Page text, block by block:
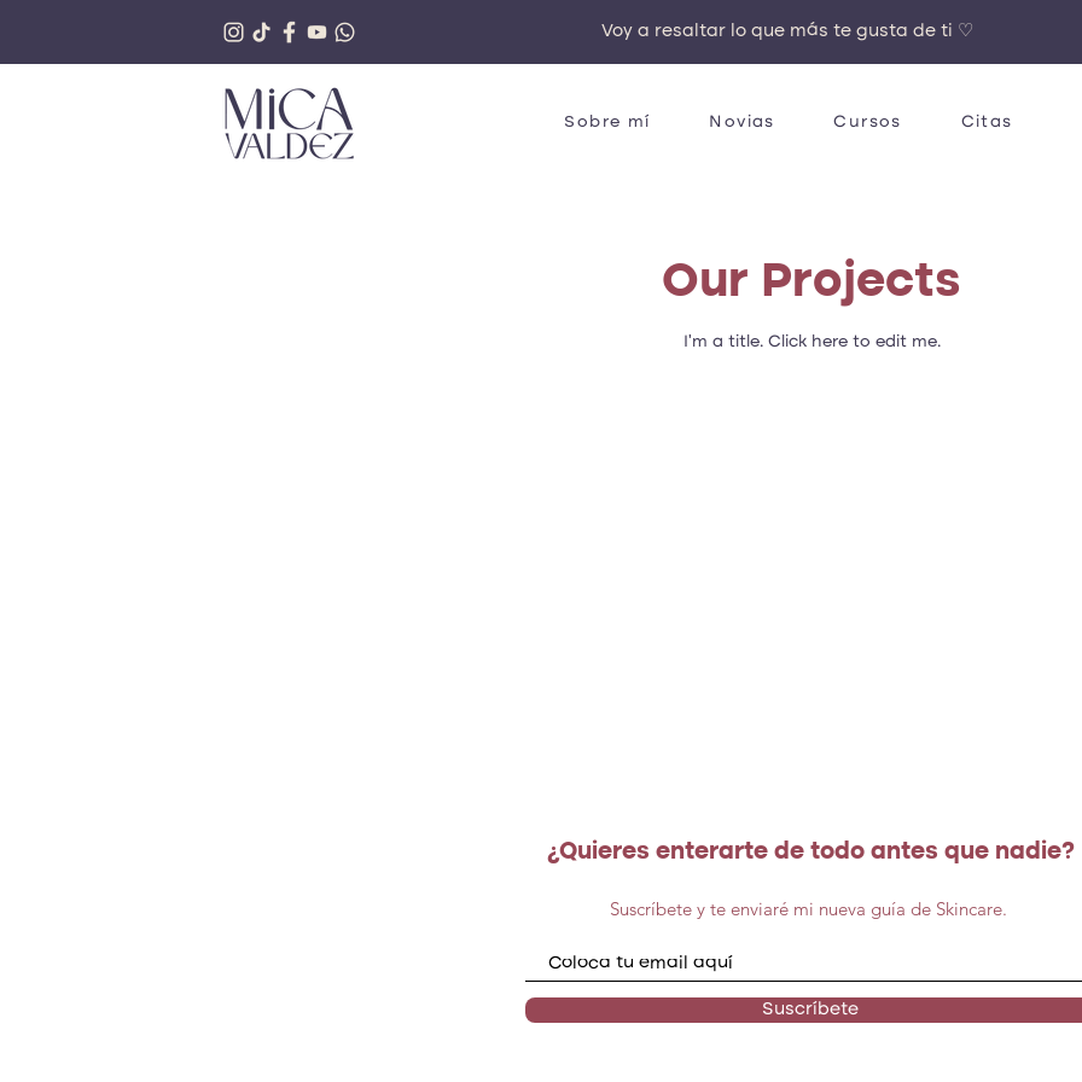
Voy a resaltar lo que más te gusta de ti ♡
Sobre mí Novias Cursos Citas
Our Projects
I'm a title. ​Click here to edit me.
¿Quieres enterarte de todo antes que nadie?
Suscríbete y te enviaré mi nueva guía de Skincare.
Suscríbete